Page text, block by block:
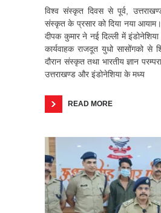
विश्व संस्कृत दिवस से पूर्व,
संस्कृत के प्रसार को दिया नया
दीपक कुमार ने नई दिल्ली में
कार्यवाहक राजदूत युधो सासोंगको से
दौरान संस्कृत तथा भारतीय ज्ञान
उत्तराखण्ड और इंडोनेशिया के मध्य
READ MORE